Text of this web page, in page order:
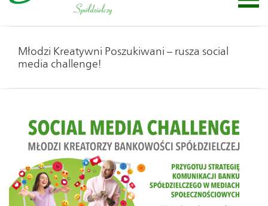
Młodzi Kreatywni Poszukiwani – rusza social
media challenge!